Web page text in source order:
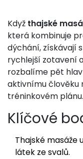
Když thajské
která kombinuje
dýchání, získávají
rychlejší zotavení
rozbalíme pět
aktivnímu
tréninkovém plánu.
Klíčové
Thajské
látek ze svalů.